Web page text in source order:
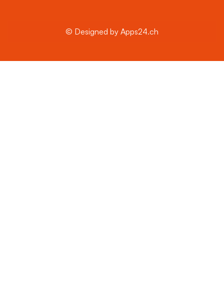
© Designed by Apps24.ch